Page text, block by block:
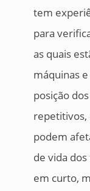
tem
para
as quais
máquinas
posição
repetitivos,
podem
de vida
em curto,